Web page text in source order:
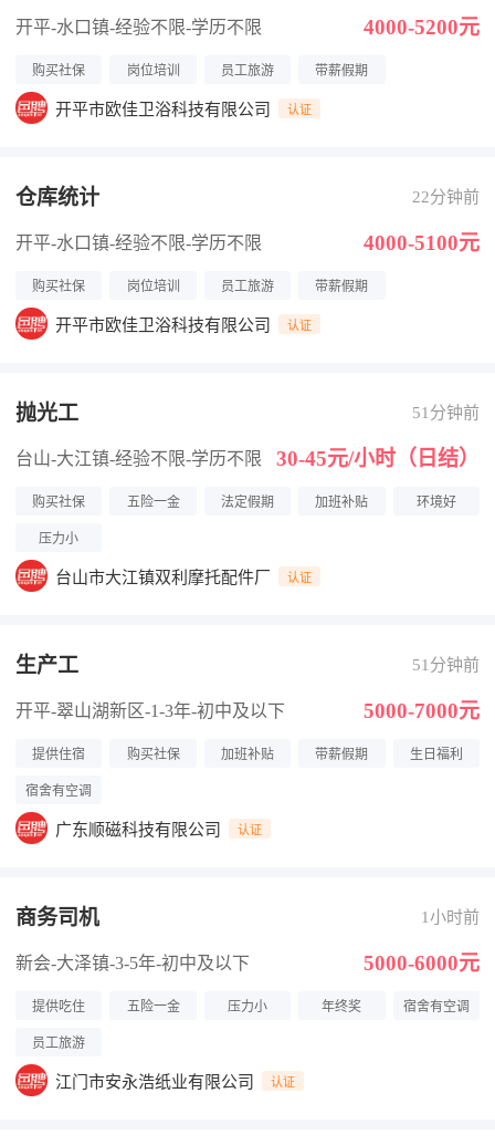
开平-水口镇-经验不限-学历不限 4000-5200元
购买社保 岗位培训 员工旅游 带薪假期
开平市欧佳卫浴科技有限公司 认证
仓库统计 22分钟前
开平-水口镇-经验不限-学历不限 4000-5100元
购买社保 岗位培训 员工旅游 带薪假期
开平市欧佳卫浴科技有限公司 认证
抛光工 51分钟前
台山-大江镇-经验不限-学历不限 30-45元/小时（日结）
购买社保 五险一金 法定假期 加班补贴 环境好
压力小
台山市大江镇双利摩托配件厂 认证
生产工 51分钟前
开平-翠山湖新区-1-3年-初中及以下 5000-7000元
提供住宿 购买社保 加班补贴 带薪假期 生日福利
宿舍有空调
广东顺磁科技有限公司 认证
商务司机 1小时前
新会-大泽镇-3-5年-初中及以下 5000-6000元
提供吃住 五险一金 压力小 年终奖 宿舍有空调
员工旅游
江门市安永浩纸业有限公司 认证